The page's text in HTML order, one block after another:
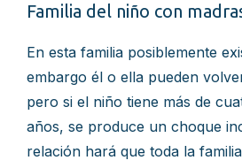
Familia del niño con
En esta familia posiblemente
embargo él o ella pueden
pero si el niño tiene más de
años, se produce un choque
relación hará que toda la